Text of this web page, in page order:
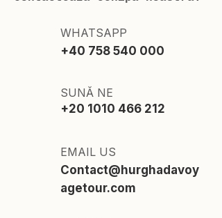
WHATSAPP
+40 758 540 000
SUNĂ NE
+20 1010 466 212
EMAIL US
Contact@hurghadavoy
agetour.com